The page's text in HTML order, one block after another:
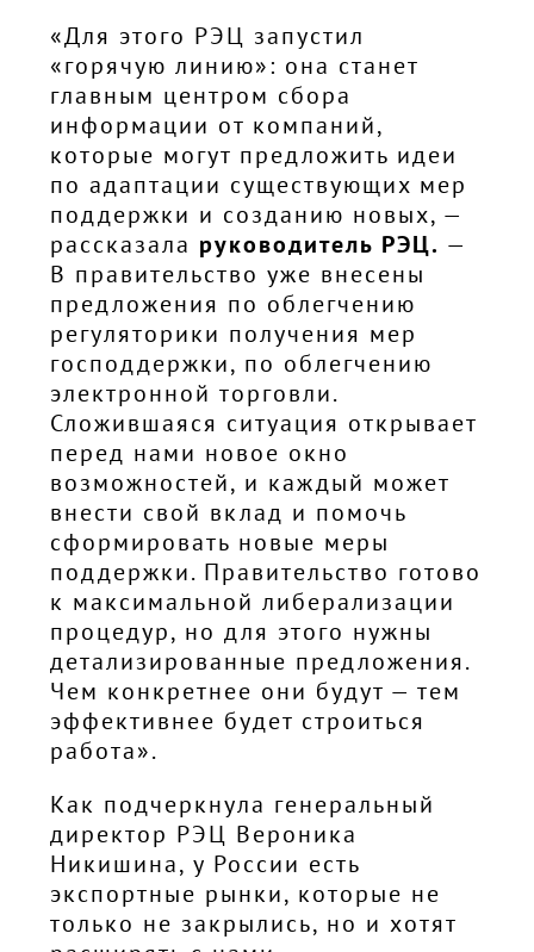
«Для этого РЭЦ запустил
«горячую линию»: она станет
главным центром сбора
информации от компаний,
которые могут предложить идеи
по адаптации существующих мер
поддержки и созданию новых, —
рассказала руководитель РЭЦ. —
В правительство уже внесены
предложения по облегчению
регуляторики получения мер
господдержки, по облегчению
электронной торговли.
Сложившаяся ситуация открывает
перед нами новое окно
возможностей, и каждый может
внести свой вклад и помочь
сформировать новые меры
поддержки. Правительство готово
к максимальной либерализации
процедур, но для этого нужны
детализированные предложения.
Чем конкретнее они будут — тем
эффективнее будет строиться
работа».
Как подчеркнула генеральный
директор РЭЦ Вероника
Никишина, у России есть
экспортные рынки, которые не
только не закрылись, но и хотят